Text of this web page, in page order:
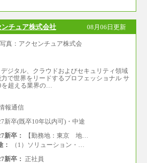
（本社）：213,030円＋諸手当
（支店）：164,920円～189,700円＋諸手当
記はフルタイム勤務で残業ゼロの場合の標
な月額モデルとして掲載。
（本社）：330万～380万（フルタイムで標
なボーナス込みの金額です。上限金額は全
均20時間の残業込み）
（支店）：260万～340万（フルタイムで標
均20時間の残業込み）
回評価に応じて昇給有り。(上限あり)
用形態についての補足：事務系職務限定の
員となります
ンチュア株式会社 08月06日更新
ジタル、クラウドおよびセキュリティ領域
で世界をリードするプロフェッショナル サ
超える業界の…
報通信
新卒(既卒10年以内可)・中途
新卒：
【勤務地：東京 地…
：
（1）ソリューション・…
新卒： 正社員